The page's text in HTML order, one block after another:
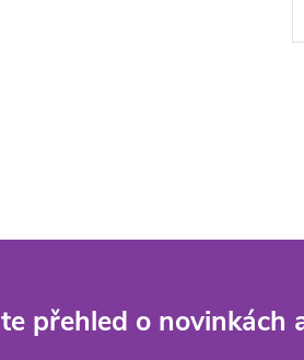
přehled o novinkách